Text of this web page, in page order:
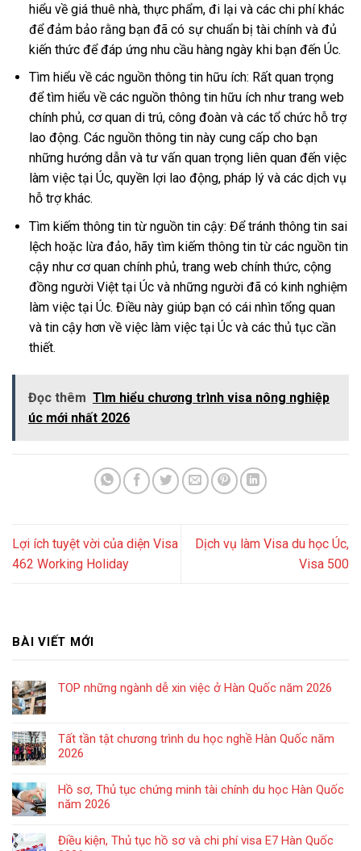
hiểu về giá thuê nhà, thực phẩm, đi lại và các chi phí khác
để đảm bảo rằng bạn đã có sự chuẩn bị tài chính và đủ
kiến thức để đáp ứng nhu cầu hàng ngày khi bạn đến Úc.
Tìm hiểu về các nguồn thông tin hữu ích: Rất quan trọng
để tìm hiểu về các nguồn thông tin hữu ích như trang web
chính phủ, cơ quan di trú, công đoàn và các tổ chức hỗ trợ
lao động. Các nguồn thông tin này cung cấp cho bạn
những hướng dẫn và tư vấn quan trọng liên quan đến việc
làm việc tại Úc, quyền lợi lao động, pháp lý và các dịch vụ
hỗ trợ khác.
Tìm kiếm thông tin từ nguồn tin cậy: Để tránh thông tin sai
lệch hoặc lừa đảo, hãy tìm kiếm thông tin từ các nguồn tin
cậy như cơ quan chính phủ, trang web chính thức, cộng
đồng người Việt tại Úc và những người đã có kinh nghiệm
làm việc tại Úc. Điều này giúp bạn có cái nhìn tổng quan
và tin cậy hơn về việc làm việc tại Úc và các thủ tục cần
thiết.
Đọc thêm Tìm hiểu chương trình visa nông nghiệp
úc mới nhất 2026
Lợi ích tuyệt vời của diện Visa
462 Working Holiday
Dịch vụ làm Visa du học Úc,
Visa 500
BÀI VIẾT MỚI
TOP những ngành dễ xin việc ở Hàn Quốc năm 2026
Tất tần tật chương trình du học nghề Hàn Quốc năm
2026
Hồ sơ, Thủ tục chứng minh tài chính du học Hàn Quốc
năm 2026
Điều kiện, Thủ tục hồ sơ và chi phí visa E7 Hàn Quốc